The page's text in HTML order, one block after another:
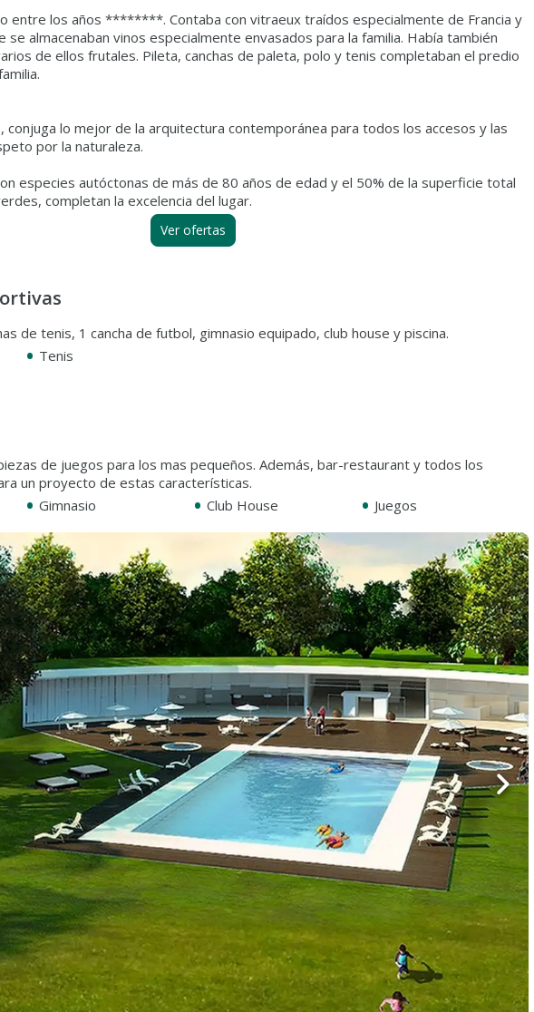
entre los años ********. Contaba con vitraeux traídos especialmente de Francia y
se almacenaban vinos especialmente envasados para la familia. Había también
de ellos frutales. Pileta, canchas de paleta, polo y tenis completaban el predio
conjuga lo mejor de la arquitectura contemporánea para todos los accesos y las
por la naturaleza.
especies autóctonas de más de 80 años de edad y el 50% de la superficie total
Ver ofertas
de tenis, 1 cancha de futbol, gimnasio equipado, club house y piscina.
• Tenis
de juegos para los mas pequeños. Además, bar-restaurant y todos los
un proyecto de estas características.
• Gimnasio • Club House • Juegos